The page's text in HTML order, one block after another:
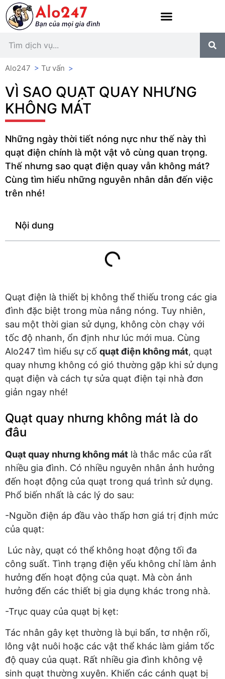
Alo247 > Tư vấn >
VÌ SAO QUẠT QUAY NHƯNG
KHÔNG MÁT
Những ngày thời tiết nóng nực như thế này thì
quạt điện chính là một vật vô cùng quan trọng.
Thế nhưng sao quạt điện quay vẫn không mát?
Cùng tìm hiểu những nguyên nhân dẫn đến việc
trên nhé!
Nội dung
Quạt điện là thiết bị không thể thiếu trong các gia
đình đặc biệt trong mùa nắng nóng. Tuy nhiên,
sau một thời gian sử dụng, không còn chạy với
tốc độ nhanh, ổn định như lúc mới mua. Cùng
Alo247 tìm hiểu sự cố quạt điện không mát, quạt
quay nhưng không có gió thường gặp khi sử dụng
quạt điện và cách tự sửa quạt điện tại nhà đơn
giản ngay nhé!
Quạt quay nhưng không mát là do
đâu
Quạt quay nhưng không mát là thắc mắc của rất
nhiều gia đình. Có nhiều nguyên nhân ảnh hưởng
đến hoạt động của quạt trong quá trình sử dụng.
Phổ biến nhất là các lý do sau:
-Nguồn điện áp đầu vào thấp hơn giá trị định mức
của quạt:
Lúc này, quạt có thể không hoạt động tối đa
công suất. Tình trạng điện yếu không chỉ làm ảnh
hưởng đến hoạt động của quạt. Mà còn ảnh
hưởng đến các thiết bị gia dụng khác trong nhà.
-Trục quay của quạt bị kẹt:
Tác nhân gây kẹt thường là bụi bẩn, tơ nhện rối,
lông vật nuôi hoặc các vật thể khác làm giảm tốc
độ quay của quạt. Rất nhiều gia đình không vệ
sinh quạt thường xuyên. Khiến các cánh quạt bị